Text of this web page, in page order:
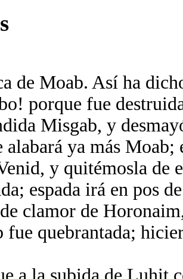
de Moab. Así ha
porque fue
Misgab, y
alabará ya más
y quitémosla de
espada irá en pos
clamor de
quebrantada;